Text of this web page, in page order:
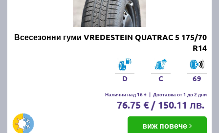
Всесезонни гуми VREDESTEIN QUATRAC 5 175/70
R14
D C 69
Налични над 16 + | Доставка от 1 до 2 дни
76.75 € / 150.11 лв.
виж повече